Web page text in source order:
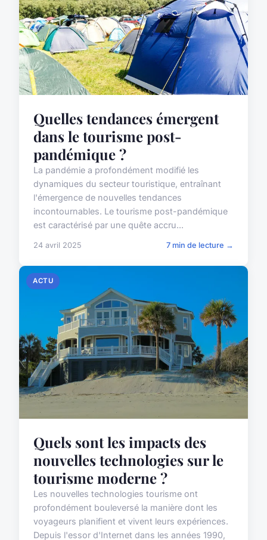
Quelles tendances émergent
dans le tourisme post-
pandémique ?
La pandémie a profondément modifié les
dynamiques du secteur touristique, entraînant
l'émergence de nouvelles tendances
incontournables. Le tourisme post-pandémique
est caractérisé par une quête accru...
24 avril 2025 7 min de lecture →
ACTU
Quels sont les impacts des
nouvelles technologies sur le
tourisme moderne ?
Les nouvelles technologies tourisme ont
profondément bouleversé la manière dont les
voyageurs planifient et vivent leurs expériences.
Depuis l'essor d'Internet dans les années 1990,